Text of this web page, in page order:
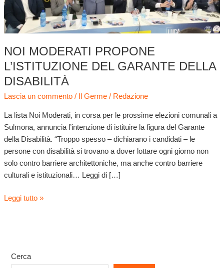
NOI MODERATI PROPONE
L’ISTITUZIONE DEL GARANTE DELLA
DISABILITÀ
Lascia un commento / Il Germe/ Redazione
La lista Noi Moderati, in corsa per le prossime elezioni comunali a
Sulmona, annuncia l’intenzione di istituire la figura del Garante
della Disabilità. “Troppo spesso – dichiarano i candidati – le
persone con disabilità si trovano a dover lottare ogni giorno non
solo contro barriere architettoniche, ma anche contro barriere
culturali e istituzionali… Leggi di […]
della
Disabilità
Leggi tutto »
Cerca